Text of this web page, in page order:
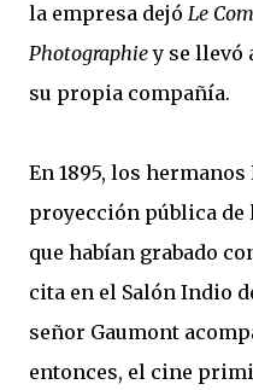
la empresa dejó Le
Photographiey se llevó
su propia compañía.
En 1895, los
proyección pública
que habían grabado
cita en el Salón Indio
señor Gaumont
entonces, el cine